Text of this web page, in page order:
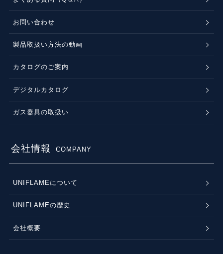
お問い合わせ
製品取扱い方法の動画
カタログのご案内
デジタルカタログ
ガス器具の取扱い
会社情報 COMPANY
UNIFLAMEについて
UNIFLAMEの歴史
会社概要